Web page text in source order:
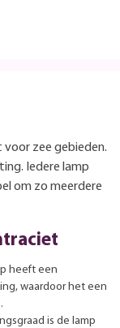
voor zee gebieden.
Iedere lamp
om zo meerdere
heeft een
waardoor het een
is de lamp